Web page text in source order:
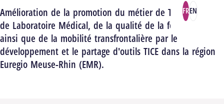
FREN
Amélioration de la promotion du métier de Technologue
de Laboratoire Médical, de la qualité de la formation
ainsi que de la mobilité transfrontalière par le
développement et le partage d'outils TICE dans la région
Euregio Meuse-Rhin (EMR).